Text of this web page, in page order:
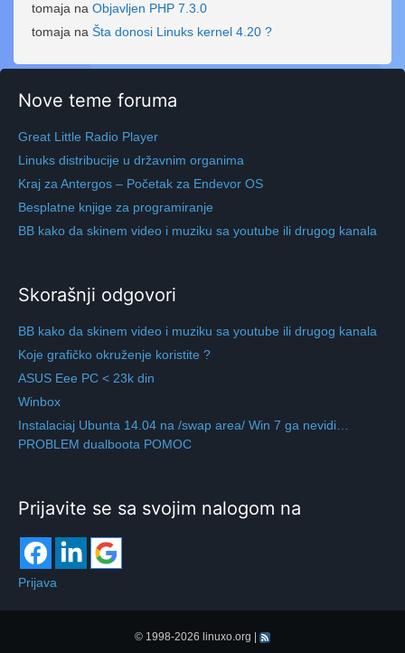
tomaja na Objavljen PHP 7.3.0
tomaja na Šta donosi Linuks kernel 4.20 ?
Nove teme foruma
Great Little Radio Player
Linuks distribucije u državnim organima
Kraj za Antergos – Početak za Endevor OS
Besplatne knjige za programiranje
BB kako da skinem video i muziku sa youtube ili drugog kanala
Skorašnji odgovori
BB kako da skinem video i muziku sa youtube ili drugog kanala
Koje grafičko okruženje koristite ?
ASUS Eee PC < 23k din
Winbox
Instalaciaj Ubunta 14.04 na /swap area/ Win 7 ga nevidi…
PROBLEM dualboota POMOC
Prijavite se sa svojim nalogom na
Prijava
© 1998-2026 linuxo.org